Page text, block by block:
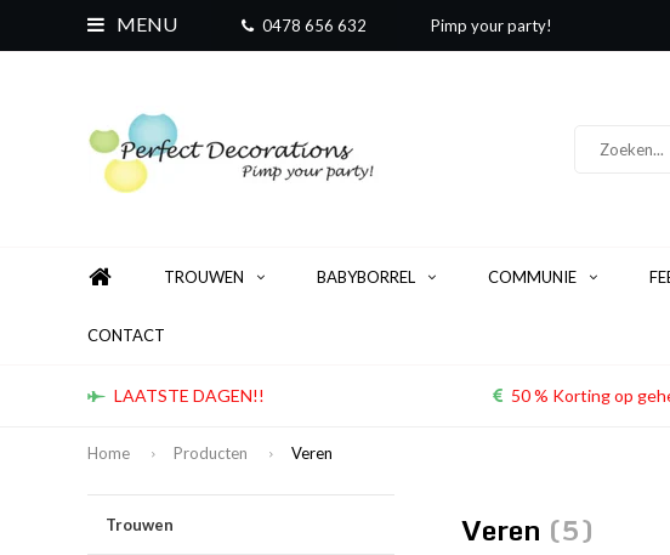
MENU 0478 656 632 Pimp your party!
TROUWEN BABYBORREL COMMUNIE
CONTACT
LAATSTE DAGEN!! 50 % Korting op
Home Producten Veren
Trouwen Veren (5)